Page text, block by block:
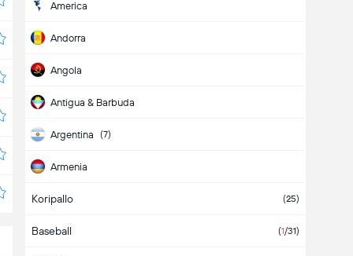
America
Andorra
Angola
Antigua & Barbuda
Argentina (7)
Armenia
Aruba
Asia
Koripallo (25)
Baseball (1/31)